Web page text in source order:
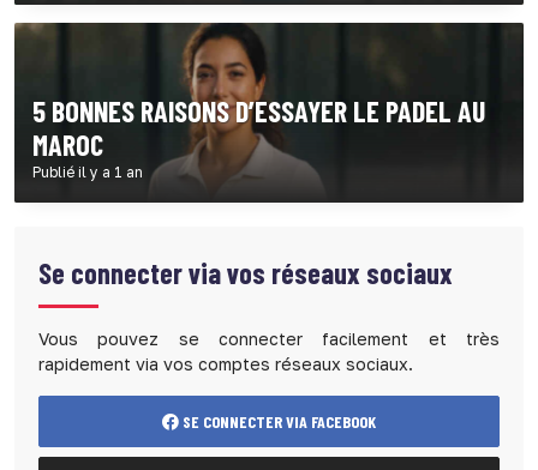
5 BONNES RAISONS D’ESSAYER LE PADEL AU
MAROC
Publié il y a 1 an
Se connecter via vos réseaux sociaux
Vous pouvez se connecter facilement et très
rapidement via vos comptes réseaux sociaux.
SE CONNECTER VIA FACEBOOK